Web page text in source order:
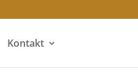
Kontakt